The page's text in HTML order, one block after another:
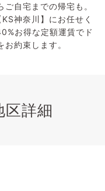
自宅までの帰宅も。
神奈川】にお任せく
お得な定額運賃でド
約束します。
詳細